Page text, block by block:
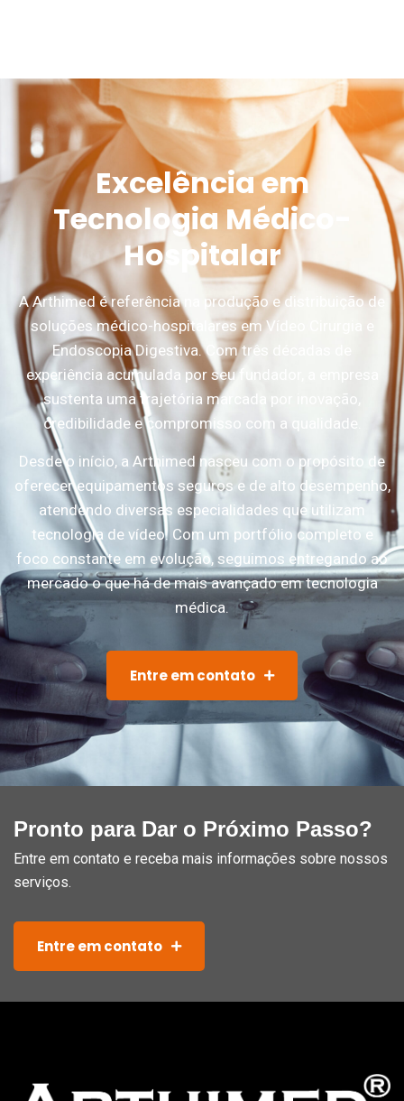
Excelência em
Tecnologia Médico-
Hospitalar
A Arthimed é referência na produção e distribuição de
soluções médico-hospitalares em Vídeo Cirurgia e
Endoscopia Digestiva. Com três décadas de
experiência acumulada por seu fundador, a empresa
sustenta uma trajetória marcada por inovação,
credibilidade e compromisso com a qualidade.
Desde o início, a Arthimed nasceu com o propósito de
oferecer equipamentos seguros e de alto desempenho,
atendendo diversas especialidades que utilizam
tecnologia de vídeo. Com um portfólio completo e
foco constante em evolução, seguimos entregando ao
mercado o que há de mais avançado em tecnologia
médica.
Entre em contato
Pronto para Dar o Próximo Passo?
Entre em contato e receba mais informações sobre nossos
serviços.
Entre em contato